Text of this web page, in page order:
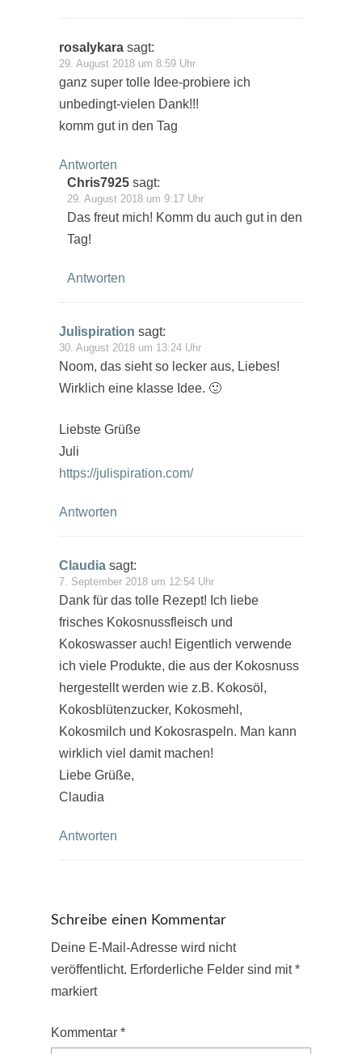
rosalykara sagt:
29. August 2018 um 8:59 Uhr
ganz super tolle Idee-probiere ich
unbedingt-vielen Dank!!!
komm gut in den Tag
Antworten
Chris7925 sagt:
29. August 2018 um 9:17 Uhr
Das freut mich! Komm du auch gut in den
Tag!
Antworten
Julispiration sagt:
30. August 2018 um 13:24 Uhr
Noom, das sieht so lecker aus, Liebes!
Wirklich eine klasse Idee. 🙂
Liebste Grüße
Juli
https://julispiration.com/
Antworten
Claudia sagt:
7. September 2018 um 12:54 Uhr
Dank für das tolle Rezept! Ich liebe
frisches Kokosnussfleisch und
Kokoswasser auch! Eigentlich verwende
ich viele Produkte, die aus der Kokosnuss
hergestellt werden wie z.B. Kokosöl,
Kokosblütenzucker, Kokosmehl,
Kokosmilch und Kokosraspeln. Man kann
wirklich viel damit machen!
Liebe Grüße,
Claudia
Antworten
Schreibe einen Kommentar
Deine E-Mail-Adresse wird nicht
veröffentlicht. Erforderliche Felder sind mit*
markiert
Kommentar *